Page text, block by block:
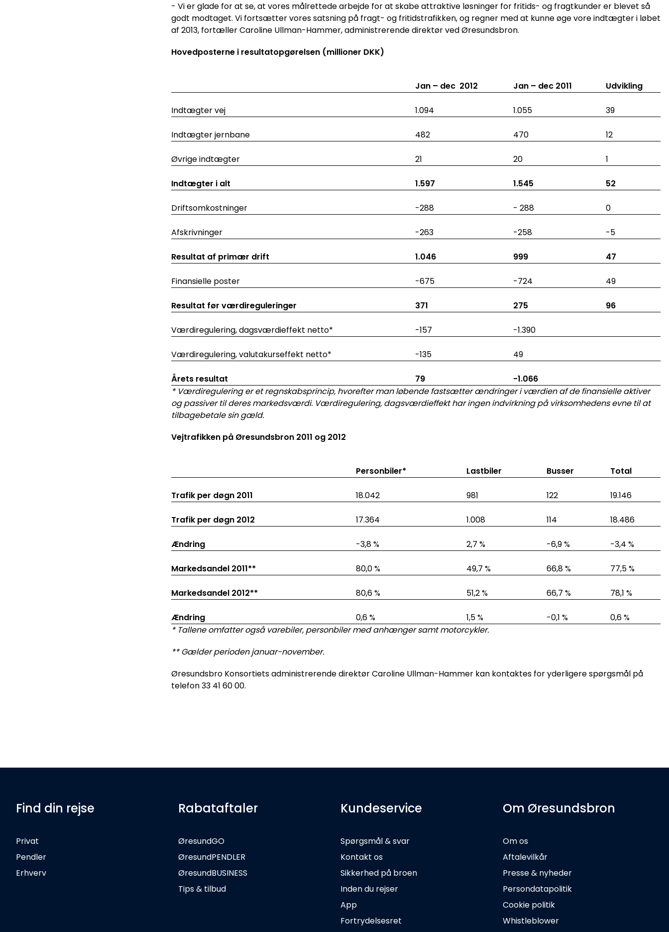
- Vi er glade for at se, at vores målrettede arbejde for at skabe attraktive løsninger for fritids- og fragtkunder er blevet så
godt modtaget. Vi fortsætter vores satsning på fragt- og fritidstrafikken, og regner med at kunne øge vore indtægter i løbet
af 2013, fortæller Caroline Ullman-Hammer, administrerende direktør ved Øresundsbron.
Hovedposterne i resultatopgørelsen (millioner DKK)
Jan – dec 2012 Jan – dec 2011 Udvikling
Indtægter vej 1.094 1.055 39
Indtægter jernbane 482 470 12
Øvrige indtægter 21 20 1
Indtægter i alt 1.597 1.545 52
Driftsomkostninger -288 - 288 0
Afskrivninger -263 -258 -5
Resultat af primær drift 1.046 999 47
Finansielle poster -675 -724 49
Resultat før værdireguleringer 371 275 96
Værdiregulering, dagsværdieffekt netto* -157 -1.390
Værdiregulering, valutakurseffekt netto* -135 49
Årets resultat 79
-1.066
* Værdiregulering er et regnskabsprincip, hvorefter man løbende fastsætter ændringer i værdien af de finansielle aktiver
og passiver til deres markedsværdi. Værdiregulering, dagsværdieffekt haringen indvirkningpå virksomhedens evne til at
tilbagebetale sin gæld.
Vejtrafikken på Øresundsbron 2011 og 2012
Personbiler* Lastbiler Busser Total
Trafik per døgn 2011 18.042 981 122 19.146
Trafik per døgn 2012 17.364 1.008 114 18.486
Ændring -3,8 % 2,7 % -6,9 % -3,4 %
Markedsandel 2011** 80,0 % 49,7 % 66,8 % 77,5 %
Markedsandel 2012** 80,6 % 51,2 % 66,7 % 78,1 %
Ændring 0,6 % 1,5 % -0,1 %
0,6 %
* Tallene omfatter også varebiler, personbiler med anhænger samt motorcykler.
** Gælder perioden januar-november.
Øresundsbro Konsortiets administrerende direktør Caroline Ullman-Hammer kan kontaktes for yderligere spørgsmål på
telefon 33 41 60 00.
Find din rejse
Privat
Pendler
Erhverv
Rabataftaler
ØresundGO
ØresundPENDLER
ØresundBUSINESS
Tips & tilbud
Kundeservice
Spørgsmål & svar
Kontakt os
Sikkerhed på broen
Inden du rejser
App
Fortrydelsesret
Om Øresundsbron
Om os
Aftalevilkår
Presse & nyheder
Persondatapolitik
Cookie politik
Whistleblower